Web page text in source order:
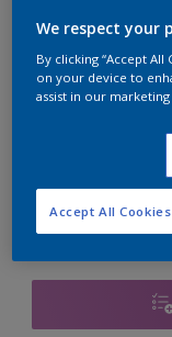
te bestellen.
er hard aan om
We respect your
By clicking “Accept
on your device to
assist in our
Accept All Cookies